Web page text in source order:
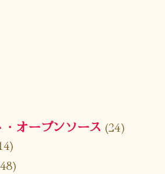
オープンソース (24)